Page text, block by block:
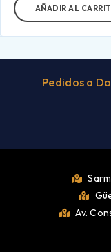
AÑADIR AL
Pedidos a
Av.